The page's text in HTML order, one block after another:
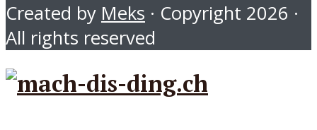
Created by Meks · Copyright 2026 ·
All rights reserved